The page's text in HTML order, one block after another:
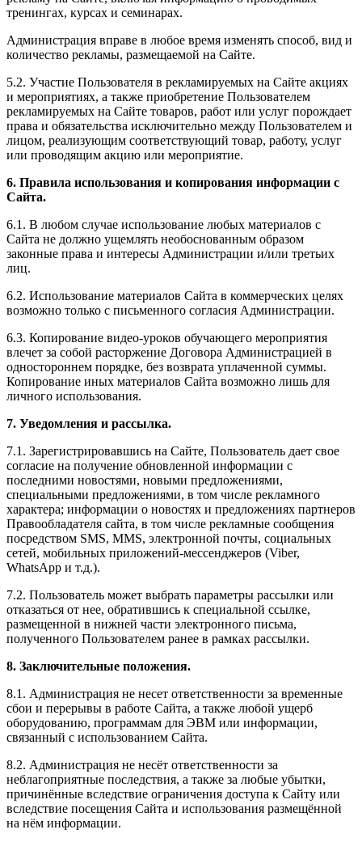
тренингах, курсах и семинарах.
Администрация вправе в любое время изменять способ, вид и
количество рекламы, размещаемой на Сайте.
5.2. Участие Пользователя в рекламируемых на Сайте акциях
и мероприятиях, а также приобретение Пользователем
рекламируемых на Сайте товаров, работ или услуг порождает
права и обязательства исключительно между Пользователем и
лицом, реализующим соответствующий товар, работу, услуг
или проводящим акцию или мероприятие.
6. Правила использования и копирования информации с
Сайта.
6.1. В любом случае использование любых материалов с
Сайта не должно ущемлять необоснованным образом
законные права и интересы Администрации и/или третьих
лиц.
6.2. Использование материалов Сайта в коммерческих целях
возможно только с письменного согласия Администрации.
6.3. Копирование видео-уроков обучающего мероприятия
влечет за собой расторжение Договора Администрацией в
одностороннем порядке, без возврата уплаченной суммы.
Копирование иных материалов Сайта возможно лишь для
личного использования.
7. Уведомления и рассылка.
7.1. Зарегистрировавшись на Сайте, Пользователь дает свое
согласие на получение обновленной информации с
последними новостями, новыми предложениями,
специальными предложениями, в том числе рекламного
характера; информации о новостях и предложениях партнеров
Правообладателя сайта, в том числе рекламные сообщения
посредством SMS, MMS, электронной почты, социальных
сетей, мобильных приложений-мессенджеров (Viber,
WhatsApp и т.д.).
7.2. Пользователь может выбрать параметры рассылки или
отказаться от нее, обратившись к специальной ссылке,
размещенной в нижней части электронного письма,
полученного Пользователем ранее в рамках рассылки.
8. Заключительные положения.
8.1. Администрация не несет ответственности за временные
сбои и перерывы в работе Сайта, а также любой ущерб
оборудованию, программам для ЭВМ или информации,
связанный с использованием Сайта.
8.2. Администрация не несёт ответственности за
неблагоприятные последствия, а также за любые убытки,
причинённые вследствие ограничения доступа к Сайту или
вследствие посещения Сайта и использования размещённой
на нём информации.